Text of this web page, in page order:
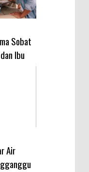
Sobat
Ibu
Air